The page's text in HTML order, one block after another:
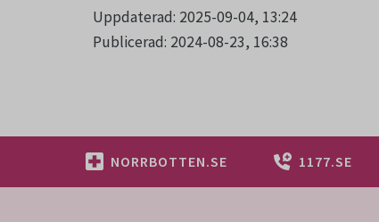
Uppdaterad: 2025-09-04, 13:24
Publicerad: 2024-08-23, 16:38
NORRBOTTEN.SE 1177.SE